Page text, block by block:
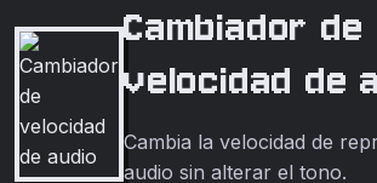
Cambiador de
velocidad de
Cambia la velocidad de
audio sin alterar el tono.